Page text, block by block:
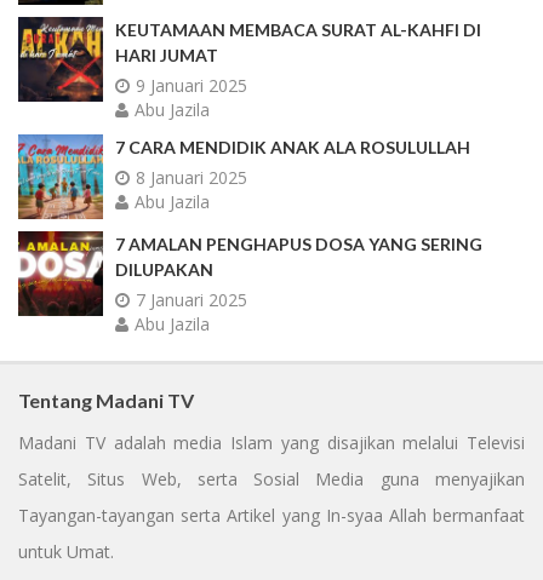
KEUTAMAAN MEMBACA SURAT AL-KAHFI DI
HARI JUMAT
9 Januari 2025
Abu Jazila
7 CARA MENDIDIK ANAK ALA ROSULULLAH
8 Januari 2025
Abu Jazila
7 AMALAN PENGHAPUS DOSA YANG SERING
DILUPAKAN
7 Januari 2025
Abu Jazila
Tentang Madani TV
Madani TV adalah media Islam yang disajikan melalui Televisi
Satelit, Situs Web, serta Sosial Media guna menyajikan
Tayangan-tayangan serta Artikel yang In-syaa Allah bermanfaat
untuk Umat.